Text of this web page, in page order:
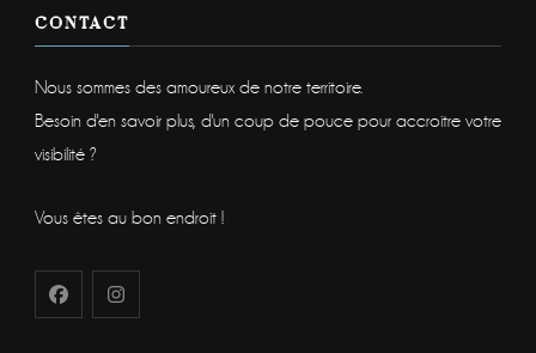
CONTACT
Nous sommes des amoureux de notre territoire.
Besoin d'en savoir plus, d'un coup de pouce pour accroitre votre
visibilité ?
Vous êtes au bon endroit !